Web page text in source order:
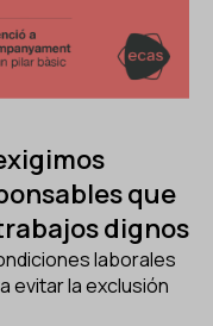
que
dignos
laborales
evitar la exclusión